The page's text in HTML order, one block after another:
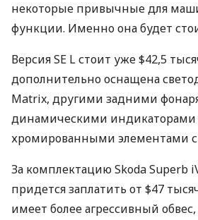
некоторые привычные для
функции. Именно она будет
Версия SE L стоит уже $42,5
дополнительно оснащена
Matrix, другими задними
динамическими индикаторами
хромированными элементами
За комплектацию Skoda Superb
придется заплатить от $47
имеет более агрессивный